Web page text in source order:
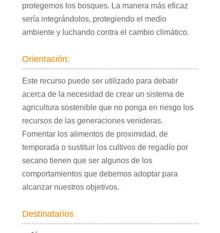
protegemos los bosques. La manera más eficaz
sería integrándolos, protegiendo el medio
ambiente y luchando contra el cambio climático.
Orientación:
Este recurso puede ser utilizado para debatir
acerca de la necesidad de crear un sistema de
agricultura sostenible que no ponga en riesgo los
recursos de las generaciones venideras.
Fomentar los alimentos de proximidad, de
temporada o sustituir los cultivos de regadío por
secano tienen que ser algunos de los
comportamientos que debemos adoptar para
alcanzar nuestros objetivos.
Destinatarios